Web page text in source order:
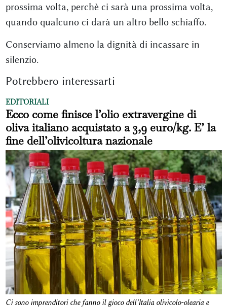
prossima volta, perchè ci sarà una prossima volta,
quando qualcuno ci darà un altro bello schiaffo.
Conserviamo almeno la dignità di incassare in
silenzio.
Potrebbero interessarti
EDITORIALI
Ecco come finisce l’olio extravergine di
oliva italiano acquistato a 3,9 euro/kg. E’ la
fine dell’olivicoltura nazionale
Ci sono imprenditori che fanno il gioco dell’Italia olivicolo-olearia e